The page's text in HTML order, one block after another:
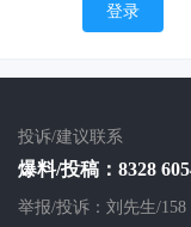
登录
投诉/建议联系
爆料/投稿：8328
举报/投诉：刘先生/